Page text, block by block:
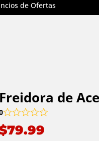
de Ofertas
Freidora de
79.99